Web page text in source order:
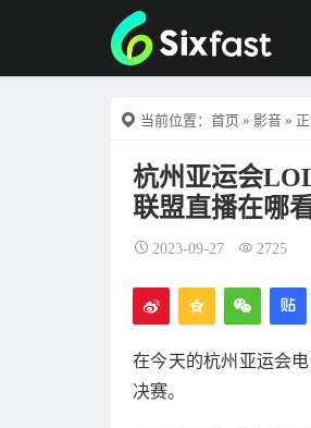
当前位置： 首页 » 影音 »
杭州亚运会
联盟直播在哪看
2023-09-27 2725
在今天的杭州亚运会
决赛。